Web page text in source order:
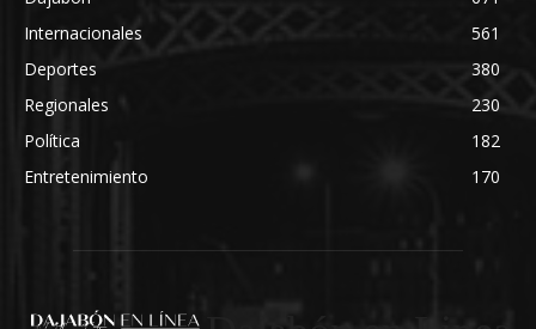
Internacionales
561
Deportes
380
Regionales
230
Política
182
Entretenimiento
170